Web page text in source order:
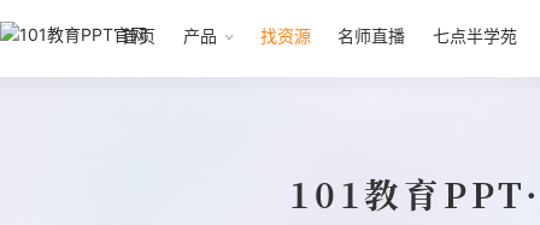
首页 产品 找资源 名师直播 七点半学苑
101教育